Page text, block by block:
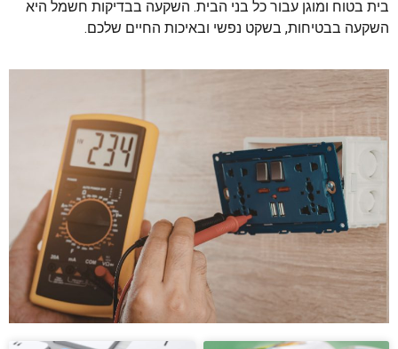
בית בטוח ומוגן עבור כל בני הבית. השקעה בבדיקות חשמל היא
השקעה בבטיחות, בשקט נפשי ובאיכות החיים שלכם.